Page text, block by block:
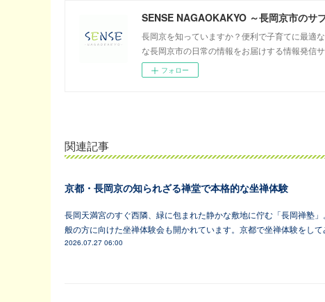
SENSE NAGAOKAKYO ～長岡京市のサ
長岡京を知っていますか？便利で子育てに最適
な長岡京市の日常の情報をお届けする情報発信
フォロー
関連記事
京都・長岡京の知られざる禅堂で本格的な坐禅体験
長岡天満宮のすぐ西隣、緑に包まれた静かな敷地に佇む「長岡禅塾
般の方に向けた坐禅体験会も開かれています。京都で坐禅体験をし
2026.07.27 06:00